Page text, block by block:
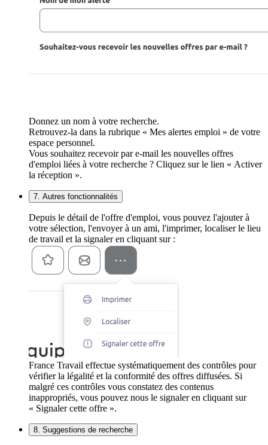
Donnez un nom à votre recherche.
Retrouvez-la dans la rubrique « Mes alertes emploi » de votre
espace personnel.
Vous souhaitez recevoir par e-mail les nouvelles offres
d'emploi liées à votre recherche ? Cliquez sur le lien « Activer
la réception ».
7. Autres fonctionnalités
Depuis le détail de l'offre d'emploi, vous pouvez l'ajouter à
votre sélection, l'envoyer à un ami, l'imprimer, localiser le lieu
de travail et la signaler en cliquant sur :
France Travail effectue systématiquement des contrôles pour
vérifier la légalité et la conformité des offres diffusées. Si
malgré ces contrôles vous constatez des contenus
inappropriés, vous pouvez nous le signaler en cliquant sur
« Signaler cette offre ».
8. Suggestions de recherche